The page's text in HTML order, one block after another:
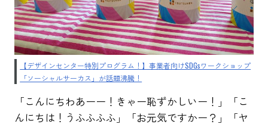
【デザインセンター特別プログラム！】事業者向けSDGsワークショップ
「ソーシャルサーカス」が話題沸騰！
「こんにちわあーー！きゃー恥ずかしいー！」「こ
んにちは！うふふふふ」「お元気ですかー？」「ヤ